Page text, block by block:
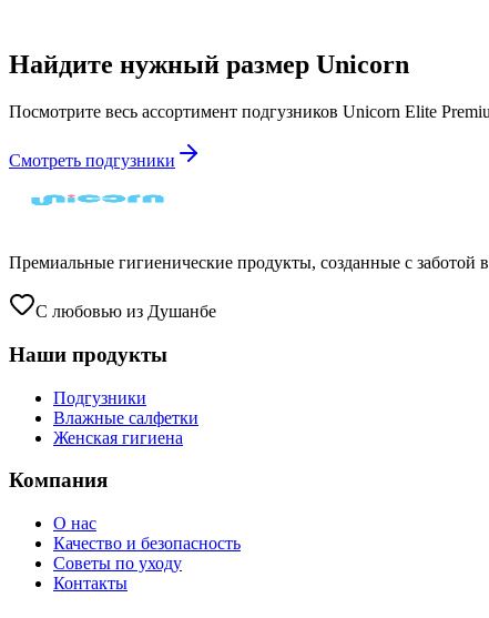
Найдите нужный размер Unicorn
Посмотрите весь ассортимент подгузников Unicorn Elite
Смотреть подгузники
Премиальные гигиенические продукты, созданные с заботой
С любовью из Душанбе
Наши продукты
Подгузники
Влажные салфетки
Женская гигиена
Компания
О нас
Качество и безопасность
Советы по уходу
Контакты